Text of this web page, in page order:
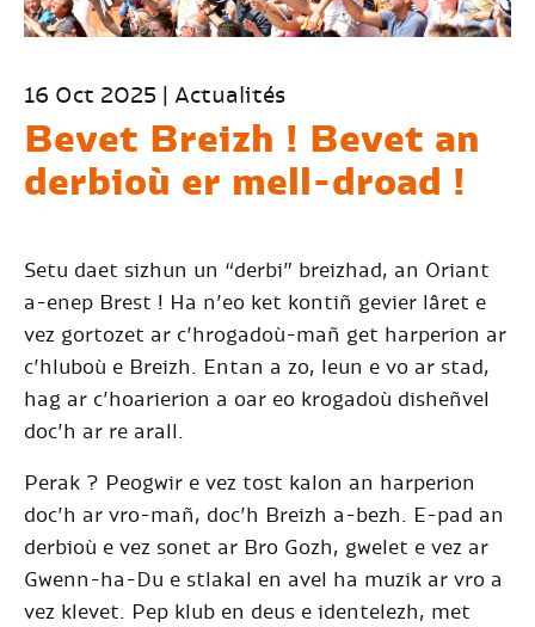
16 Oct 2025 | Actualités
Bevet Breizh ! Bevet an
derbioù er mell-droad !
Setu daet sizhun un “derbi” breizhad, an Oriant
a-enep Brest ! Ha n’eo ket kontiñ gevier lâret e
vez gortozet ar c’hrogadoù-mañ get harperion ar
c’hluboù e Breizh. Entan a zo, leun e vo ar stad,
hag ar c’hoarierion a oar eo krogadoù disheñvel
doc’h ar re arall.
Perak ? Peogwir e vez tost kalon an harperion
doc’h ar vro-mañ, doc’h Breizh a-bezh. E-pad an
derbioù e vez sonet ar Bro Gozh, gwelet e vez ar
Gwenn-ha-Du e stlakal en avel ha muzik ar vro a
vez klevet. Pep klub en deus e identelezh, met